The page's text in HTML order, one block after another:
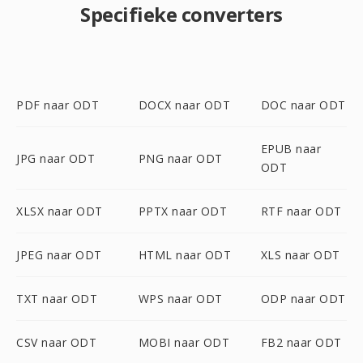
Specifieke converters
PDF naar ODT DOCX naar ODT DOC naar ODT
JPG naar ODT PNG naar ODT
EPUB naar
ODT
XLSX naar ODT PPTX naar ODT RTF naar ODT
JPEG naar ODT HTML naar ODT XLS naar ODT
TXT naar ODT WPS naar ODT ODP naar ODT
CSV naar ODT MOBI naar ODT FB2 naar ODT